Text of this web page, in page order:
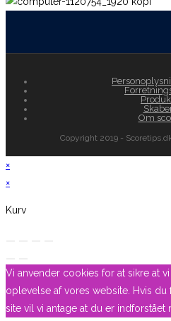
Om
Copyright 2019 -
×
×
Kurv
Vi anvender cookies for at sikre at
oplevelse af vores website. Hvis
site vil vi antage at du er indforstået